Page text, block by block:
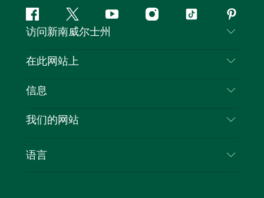
Facebook叽
叽
喳
YouTubeInstagram
抖
访问新南威尔士州
联系我们
隐私
Cookie 通知
在此网站上
目的地
新南威尔士州公路旅行
活动
信息
旅行信息
新南威尔士州的商业
我们的网站
语言